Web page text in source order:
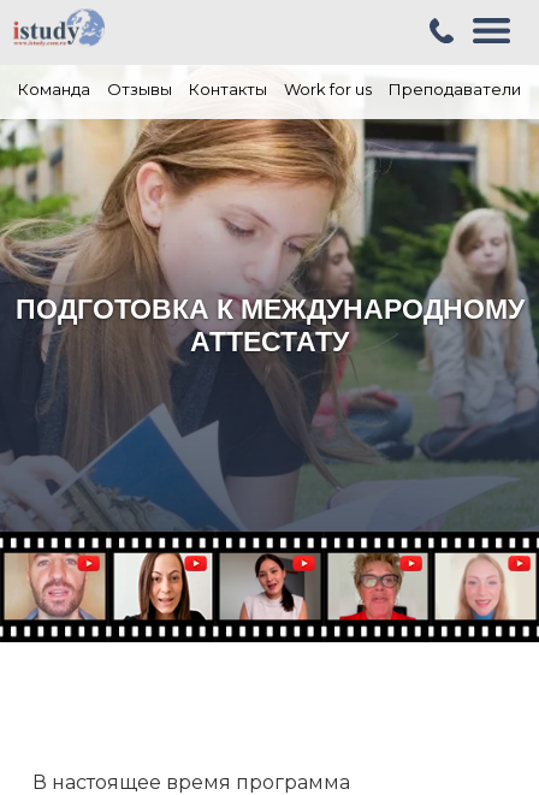
Команда Отзывы Контакты Work for us Преподаватели
ПОДГОТОВКА К МЕЖДУНАРОДНОМУ
АТТЕСТАТУ
В настоящее время программа